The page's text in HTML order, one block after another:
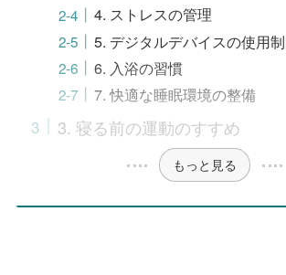
4. ストレスの管理
5. デジタルデバイスの使用
6. 入浴の習慣
7. 快適な睡眠環境の整備
3. 寝る前の運動のすすめ
もっと見る